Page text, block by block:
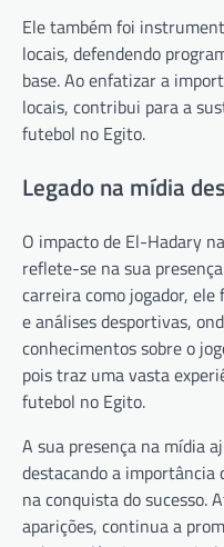
Ele também foi
locais, defendendo
base. Ao enfatizar a
locais, contribui para a
futebol no Egito.
Legado na mídia
O impacto de El-Hadary
reflete-se na sua
carreira como jogador,
e análises desportivas,
conhecimentos sobre o
pois traz uma vasta
futebol no Egito.
A sua presença na mídia
destacando a importância
na conquista do sucesso.
aparições, continua a